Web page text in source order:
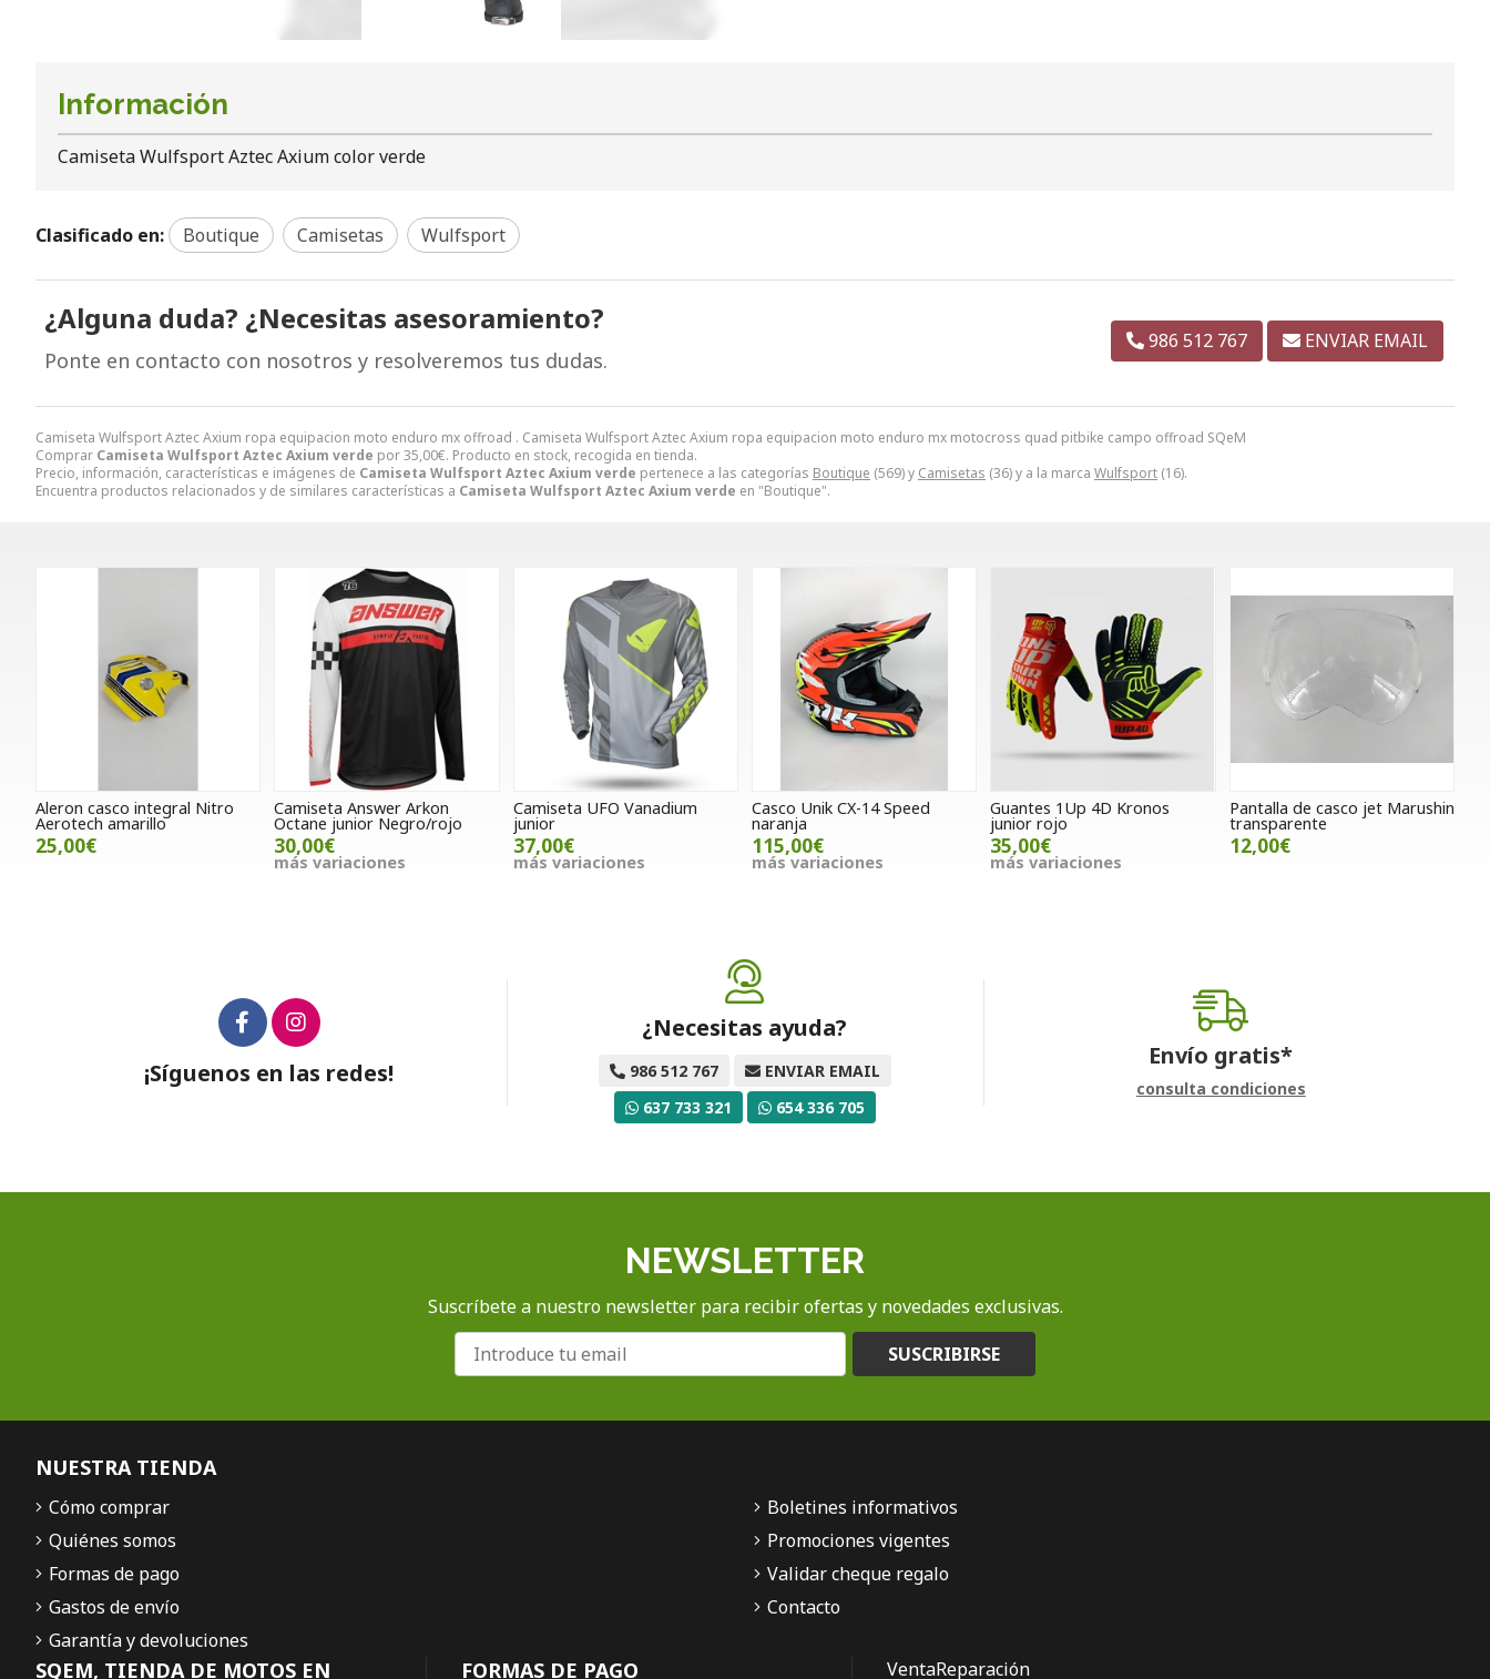
Camiseta Wulfsport Aztec Axium ropa equipacion moto enduro mx offroad . Camiseta Wulfsport Aztec Axium ropa equipacion moto enduro mx motocross quad pitbike campo offroad SQeM
Comprar Camiseta Wulfsport Aztec Axium verde por35,00€. Producto en stock, recogida en tienda.
Precio, información, características e imágenes de Camiseta Wulfsport Aztec Axium verde pertenece a las categorías Boutique (569) y Camisetas (36) y a la marca Wulfsport (16).
Encuentra productos relacionados y de similares características a Camiseta Wulfsport Aztec Axium verde en "Boutique".
Información
Camiseta Wulfsport Aztec Axium color verde
Clasificado en: Boutique Camisetas Wulfsport
¿Alguna duda? ¿Necesitas asesoramiento?
Ponte en contacto con nosotros y resolveremos tus dudas.
986 512 767 ENVIAR EMAIL
Aleron casco integral Nitro
Aerotech amarillo
25,00€
Camiseta Answer Arkon
Octane junior Negro/rojo
30,00€
más variaciones
Camiseta UFO Vanadium
junior
37,00€
más variaciones
Casco Unik CX-14 Speed
naranja
115,00€
más variaciones
Guantes 1Up 4D Kronos
junior rojo
35,00€
más variaciones
Pantalla de casco jet Marushin
transparente
12,00€
¡Síguenos en las redes!
¿Necesitas ayuda?
986 512 767
ENVIAR EMAIL
637 733 321
654 336 705
Envío gratis*
consulta condiciones
NEWSLETTER
Suscríbete a nuestro newsletter para recibir ofertas y novedades exclusivas.
SUSCRIBIRSE
SQEM, TIENDA DE MOTOS EN FORMAS DE PAGO
NUESTRA TIENDA
Cómo comprar
Quiénes somos
Formas de pago
Gastos de envío
Garantía y devoluciones
Boletines informativos
Promociones vigentes
Validar cheque regalo
Contacto
VentaReparación